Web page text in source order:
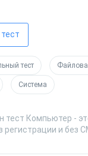
тест
Система
тест Компьютер -
регистрации и без